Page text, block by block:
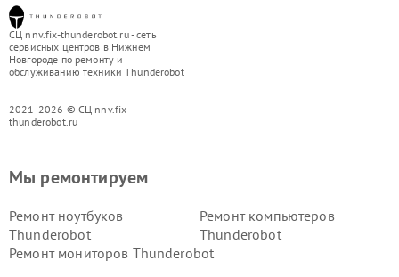
СЦ nnv.fix-thunderobot.ru - сеть
сервисных центров в Нижнем
Новгороде по ремонту и
обслуживанию техники Thunderobot
2021-2026 © СЦ nnv.fix-
thunderobot.ru
Мы ремонтируем
Ремонт ноутбуков
Thunderobot
Ремонт компьютеров
Thunderobot
Ремонт мониторов Thunderobot